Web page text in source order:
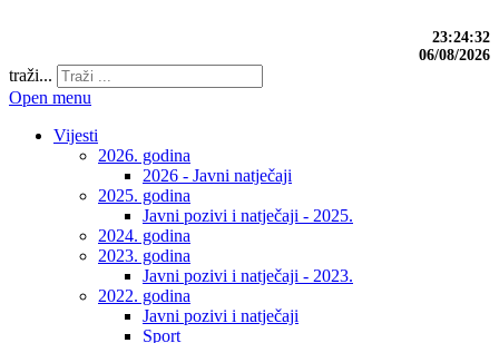
23:24:33
06/08/2026
traži...
Open menu
Vijesti
2026. godina
2026 - Javni natječaji
2025. godina
Javni pozivi i natječaji - 2025.
2024. godina
2023. godina
Javni pozivi i natječaji - 2023.
2022. godina
Javni pozivi i natječaji
Sport